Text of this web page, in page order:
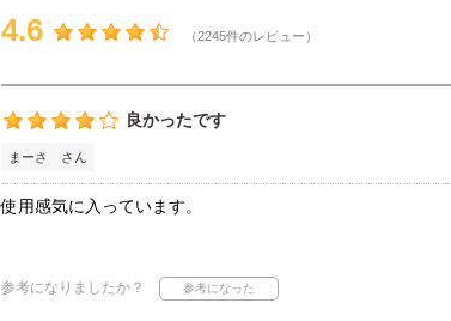
4.6 （2245件のレビュー）
良かったです
まーさ さん
使用感気に入っています。
参考になりましたか？